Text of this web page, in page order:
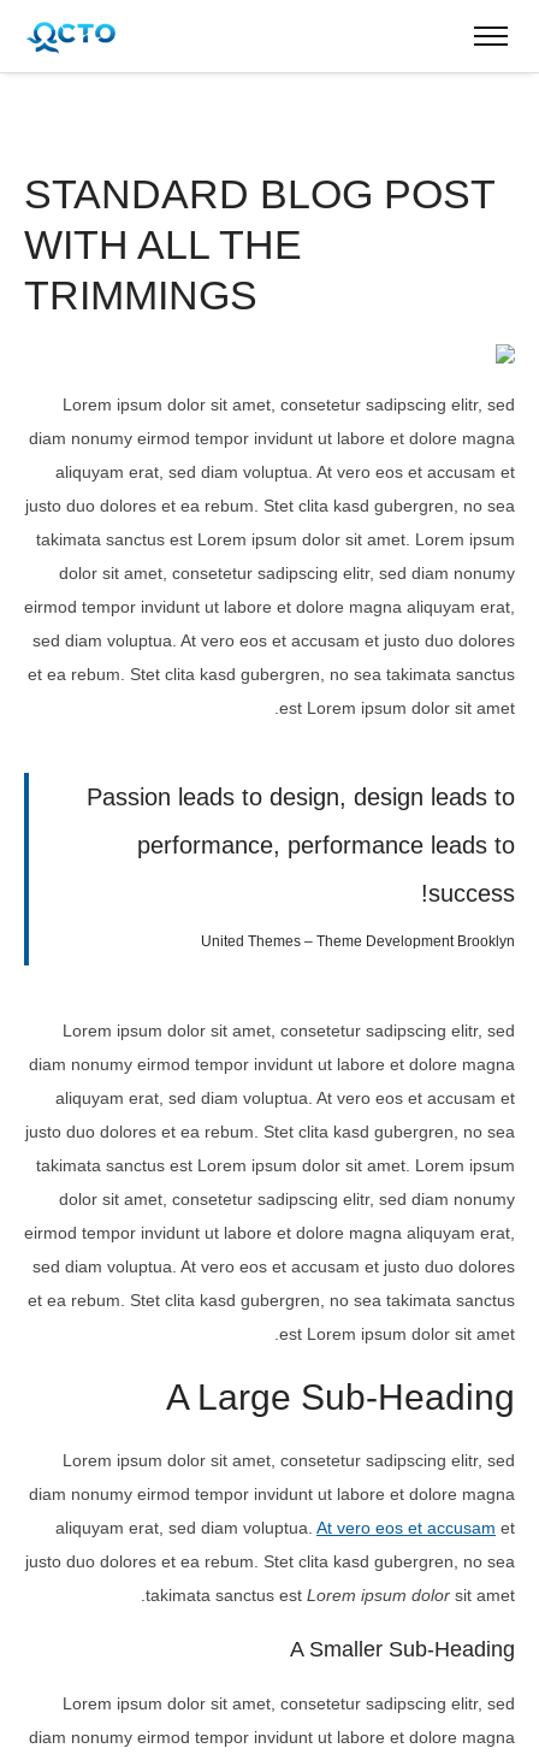
STANDARD BLOG POST
WITH ALL THE
TRIMMINGS
Lorem ipsum dolor sit amet, consetetur sadipscing elitr, sed
diam nonumy eirmod tempor invidunt ut labore et dolore magna
aliquyam erat, sed diam voluptua. At vero eos et accusam et
justo duo dolores et ea rebum. Stet clita kasd gubergren, no sea
takimata sanctus est Lorem ipsum dolor sit amet. Lorem ipsum
dolor sit amet, consetetur sadipscing elitr, sed diam nonumy
eirmod tempor invidunt ut labore et dolore magna aliquyam erat,
sed diam voluptua. At vero eos et accusam et justo duo dolores
et ea rebum. Stet clita kasd gubergren, no sea takimata sanctus
est Lorem ipsum dolor sit amet.
Passion leads to design, design leads to
performance, performance leads to
success!
United Themes – Theme Development Brooklyn
Lorem ipsum dolor sit amet, consetetur sadipscing elitr, sed
diam nonumy eirmod tempor invidunt ut labore et dolore magna
aliquyam erat, sed diam voluptua. At vero eos et accusam et
justo duo dolores et ea rebum. Stet clita kasd gubergren, no sea
takimata sanctus est Lorem ipsum dolor sit amet. Lorem ipsum
dolor sit amet, consetetur sadipscing elitr, sed diam nonumy
eirmod tempor invidunt ut labore et dolore magna aliquyam erat,
sed diam voluptua. At vero eos et accusam et justo duo dolores
et ea rebum. Stet clita kasd gubergren, no sea takimata sanctus
est Lorem ipsum dolor sit amet.
A Large Sub-Heading
Lorem ipsum dolor sit amet, consetetur sadipscing elitr, sed
diam nonumy eirmod tempor invidunt ut labore et dolore magna
aliquyam erat, sed diam voluptua. At vero eos et accusam et
justo duo dolores et ea rebum. Stet clita kasd gubergren, no sea
takimata sanctus est Lorem ipsum dolor sit amet.
A Smaller Sub-Heading
Lorem ipsum dolor sit amet, consetetur sadipscing elitr, sed
diam nonumy eirmod tempor invidunt ut labore et dolore magna